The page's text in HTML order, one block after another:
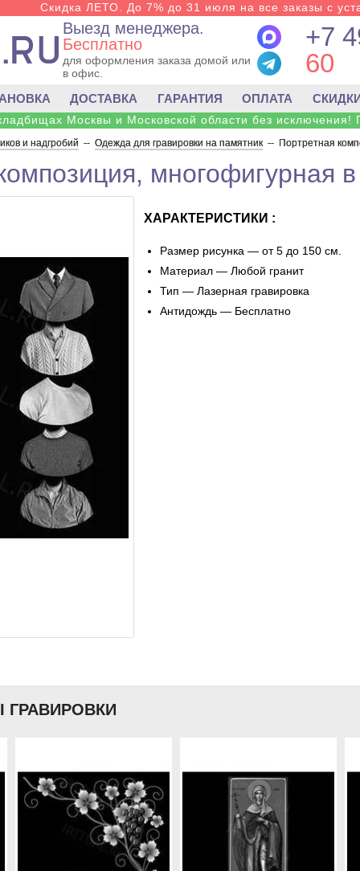
Скидка ЛЕТО. До 7% до 31 июля на все заказы с
Выезд менеджера.
Бесплатно
для оформления заказа домой или
в офис.
+7
60
ДОСТАВКА ГАРАНТИЯ ОПЛАТА
Москвы и Московской области без исключения!
и надгробий -- Одежда для гравировки на памятник -- Портретная
многофигурная
ХАРАКТЕРИСТИКИ :
Размер рисунка — от 5 до 150 см.
Материал — Любой гранит
Тип — Лазерная гравировка
Антидождь — Бесплатно
ГРАВИРОВКИ